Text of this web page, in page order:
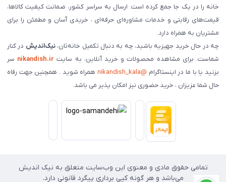
خانه را در یک جا جمع کرده است. ارسال به سراسر کشور، ضمانت کیفیت کالاها،
قیمت‌های رقابتی و خدمات مشاوره‌ای حرفه‌ای ، خریدی آسان و مطمئن را برای
مشتریان به همراه دارد.
چه در حال خرید جهیزیه باشید، چه به دنبال تکمیل خانه‌تان،نیک‌اندیش در کنار
شماست. برای مشاهده محصولات و خرید آنلاین، به سایت nikandish.ir سر
بزنید یا با ما در اینستاگرام @nikandish_kala
همراه شوید . همچنین جهت رفاه
حال شما عزیزان ، خرید حضوری نیز امکان پذیر می باشد.
تمامی حقوق مادی و معنوی این وب‌سایت متعلق به نیک اندیش
می‌باشد و هر گونه کپی برداری پیگرد قانونی دارد.